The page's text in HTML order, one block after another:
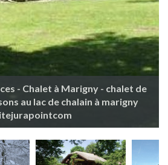
- Chalet à Marigny - chalet de
au lac de chalain à marigny